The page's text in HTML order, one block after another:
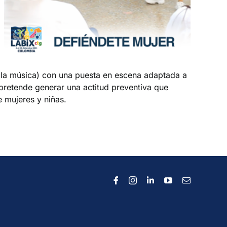
música) con una puesta en escena adaptada a
generar una actitud preventiva que
y niñas.